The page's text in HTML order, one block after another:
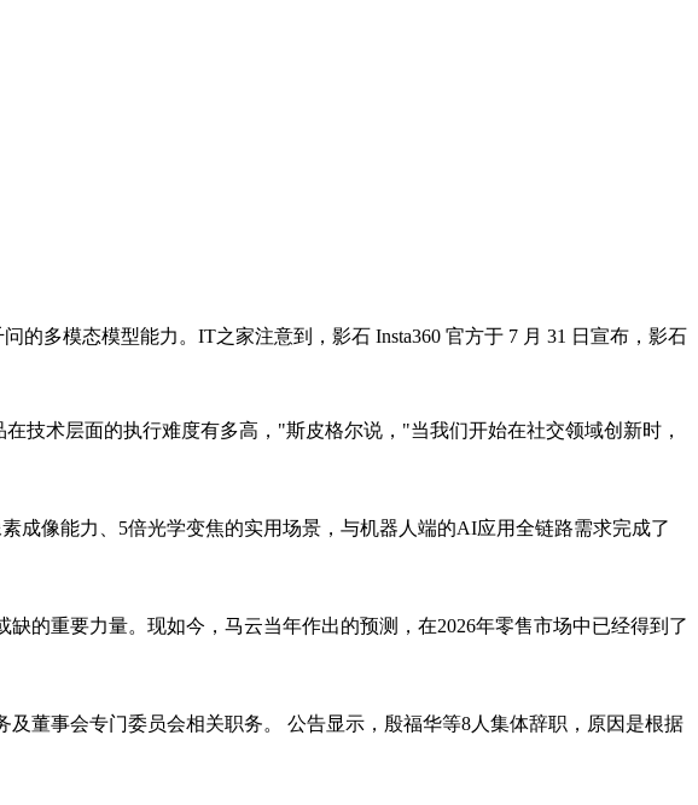
多模态模型能力。IT之家注意到，影石 Insta360 官方于 7 月 31 日宣布，影石
术层面的执行难度有多高，"斯皮格尔说，"当我们开始在社交领域创新时，
成像能力、5倍光学变焦的实用场景，与机器人端的AI应用全链路需求完成了
的重要力量。现如今，马云当年作出的预测，在2026年零售市场中已经得到了
董事会专门委员会相关职务。 公告显示，殷福华等8人集体辞职，原因是根据